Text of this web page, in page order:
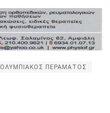
ΟΛΥΜΠΙΑΚΟΣ ΠΕΡΑΜΑΤΟΣ